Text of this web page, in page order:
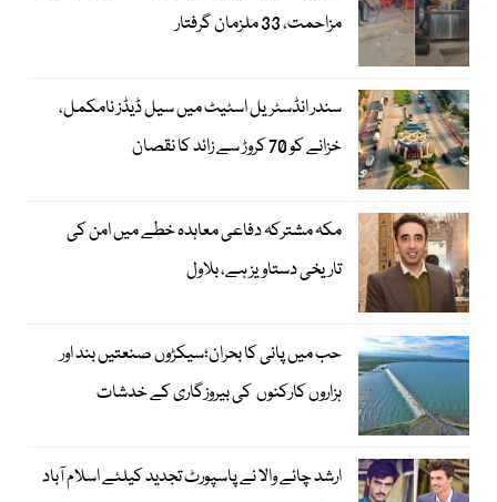
مزاحمت، 33 ملزمان گرفتار
سندر انڈسٹریل اسٹیٹ میں سیل ڈیڈز نامکمل،
خزانے کو 70 کروڑ سے زائد کا نقصان
مکہ مشترکہ دفاعی معاہدہ خطے میں امن کی
تاریخی دستاویز ہے، بلاول
حب میں پانی کا بحران؛سیکڑوں صنعتیں بند اور
ہزاروں کارکنوں کی بیروزگاری کے خدشات
ارشد چائے والا نے پاسپورٹ تجدید کیلئے اسلام آباد